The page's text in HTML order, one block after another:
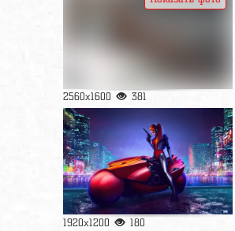
2560x1600 381
1920x1200 180